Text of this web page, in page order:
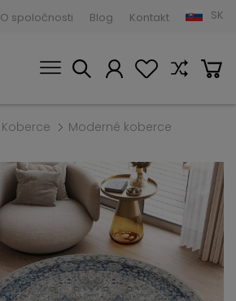
O spoločnosti Blog Kontakt SK
Koberce Moderné koberce